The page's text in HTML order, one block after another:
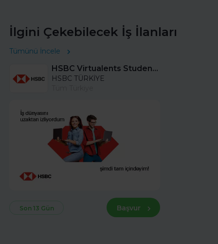
İlgini Çekebilecek İş İlanları
Tümünü İncele
HSBC Virtualents Student Program bu sene de devam ediyor!
HSBC TÜRKİYE
Son 13 Gün Başvur